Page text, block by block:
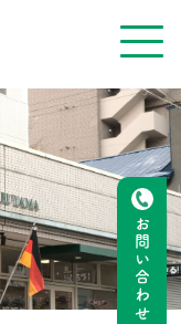
お問い合わせ